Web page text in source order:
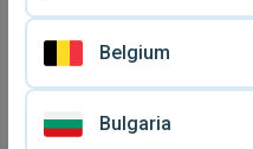
Φορτιστής τηλεφώνου
Nokia μεταχειρισμένος
€ 4,50
Belgium
Bulgaria